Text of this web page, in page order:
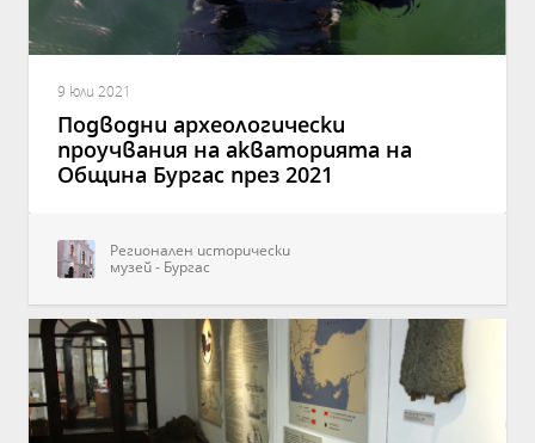
9 юли 2021
Подводни археологически
проучвания на акваторията на
Община Бургас през 2021
Регионален исторически
музей - Бургас